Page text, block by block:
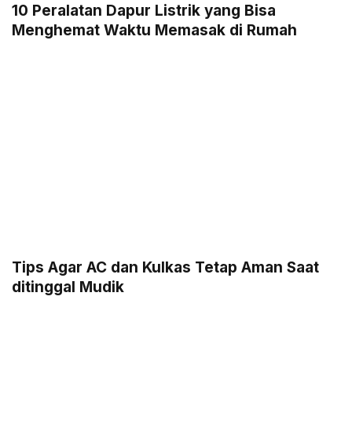
10 Peralatan Dapur Listrik yang Bisa
Menghemat Waktu Memasak di Rumah
Tips Agar AC dan Kulkas Tetap Aman Saat
ditinggal Mudik